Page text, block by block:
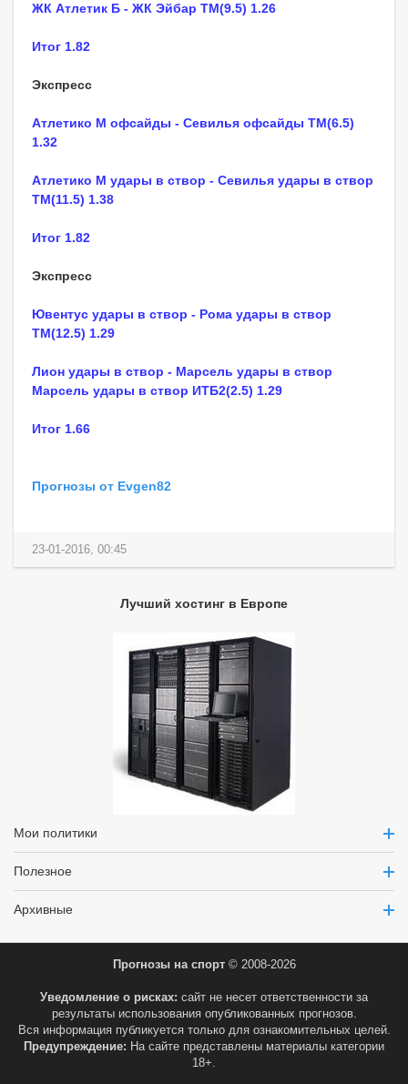
ЖК Атлетик Б - ЖК Эйбар ТМ(9.5) 1.26
Итог 1.82
Экспресс
Атлетико М офсайды - Севилья офсайды ТМ(6.5)
1.32
Атлетико М удары в створ - Севилья удары в створ
ТМ(11.5) 1.38
Итог 1.82
Экспресс
Ювентус удары в створ - Рома удары в створ
ТМ(12.5) 1.29
Лион удары в створ - Марсель удары в створ
Марсель удары в створ ИТБ2(2.5) 1.29
Итог 1.66
Прогнозы от Evgen82
23-01-2016, 00:45
Лучший хостинг в Европе
Мои политики
Полезное
Архивные
Прогнозы на спорт© 2008-2026
Уведомление о рисках: сайт не несет ответственности за
результаты использования опубликованных прогнозов.
Вся информация публикуется только для ознакомительных целей.
Предупреждение: На сайте представлены материалы категории
18+.